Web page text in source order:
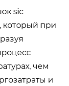
sic
который при
чем
и